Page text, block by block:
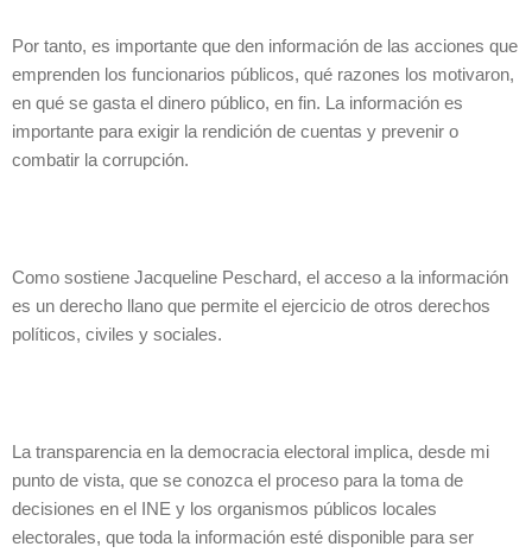
Por tanto, es importante que den información de las acciones que
emprenden los funcionarios públicos, qué razones los motivaron,
en qué se gasta el dinero público, en fin. La información es
importante para exigir la rendición de cuentas y prevenir o
combatir la corrupción.
Como sostiene Jacqueline Peschard, el acceso a la información
es un derecho llano que permite el ejercicio de otros derechos
políticos, civiles y sociales.
La transparencia en la democracia electoral implica, desde mi
punto de vista, que se conozca el proceso para la toma de
decisiones en el INE y los organismos públicos locales
electorales, que toda la información esté disponible para ser